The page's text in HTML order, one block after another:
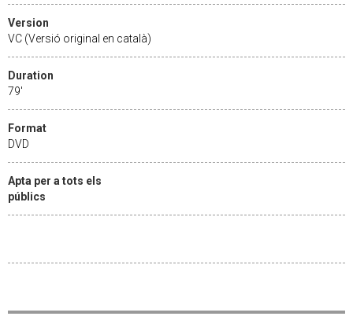
Version
VC (Versió original en català)
Duration
79'
Format
DVD
Apta per a tots els
públics